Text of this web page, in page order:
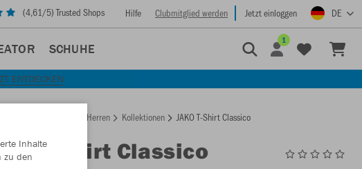
(4,61/5) Trusted Shops Hilfe Clubmitglied werden Jetzt einloggen DE
SCHUHE
1
ENTDECKEN
Herren Kollektionen JAKO T-Shirt Classico
T-Shirt Classico
Inhalte
zu den